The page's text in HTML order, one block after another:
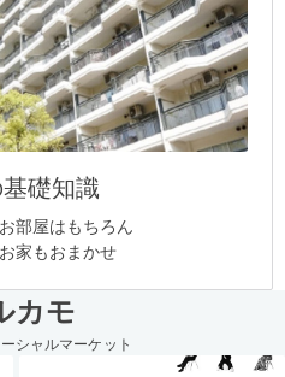
礎知識
部屋はもちろん
家もおまかせ
カモ
シャルマーケット